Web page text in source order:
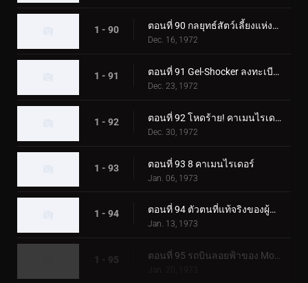
1 - 90 ตอนที่ 90 กลยุทธ์สัตว์เลี้ยงแห่งความกลัว Rider SOS
Dec. 16, 1972
1 - 91 ตอนที่ 91 Gel-Shocker ลงทะเบียนใน Terror School
Dec. 23, 1972
1 - 92 ตอนที่ 92 โหดร้าย! คาเมนไรเดอร์ตัวปลอม!!
Dec. 30, 1972
1 - 93 ตอนที่ 93 8 คาเมนไรเดอร์
Jan. 06, 1973
1 - 94 ตอนที่ 94 ตัวตนที่แท้จริงของผู้นำเจล-ช็อคเกอร์
Jan. 13, 1973
1 - 95
Jan. 20, 1973